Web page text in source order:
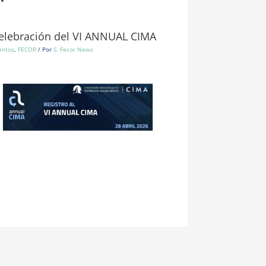
del VI ANNUAL CIMA
, FECOR / Por S. Fecor News